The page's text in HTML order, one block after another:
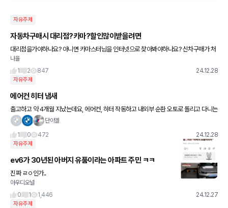
자유주제
자동차구매시 대리점?카마?할인많이받을려면
대리점을가야하나요? 아니면 카마스터님을 인터넷으로 찾아봐야하나요? 신차구매가 처
나율
1
2 847 24.12.28
자유주제
에어컨 히터 냄새
출고하고 약 4개월 지났는데요, 에어컨, 히터 작동하고 내외부 순환 오토로 돌리고 다니는
데 종종 히터 나올때 강아지 똥내라던가, 계란 방구 냄새라던가, 3일 실온에 묵힌 음식물
단이엘
1
0 472 24.12.28
자유주제
ev6가 30년된 아버지 유품이라는 아파트 주민 ㅋㅋ
진짜 ㄹㅇ인가..
아우디오널
0
1 1,446 24.12.27
자유주제